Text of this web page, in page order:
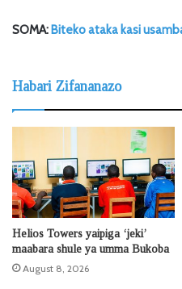
SOMA: Biteko ataka kasi
Habari Zifananazo
Helios Towers yaipiga ‘jeki’
maabara shule ya umma Bukoba
August 8, 2026